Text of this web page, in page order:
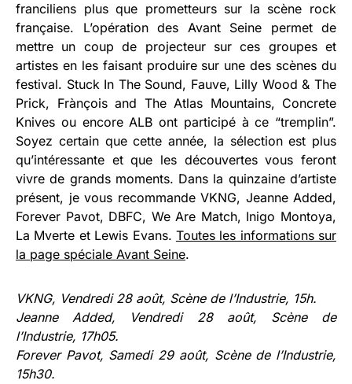
franciliens plus que prometteurs sur la scène rock
française. L’opération des Avant Seine permet de
mettre un coup de projecteur sur ces groupes et
artistes en les faisant produire sur une des scènes du
festival. Stuck In The Sound, Fauve, Lilly Wood & The
Prick, Frànçois and The Atlas Mountains, Concrete
Knives ou encore ALB ont participé à ce “tremplin”.
Soyez certain que cette année, la sélection est plus
qu’intéressante et que les découvertes vous feront
vivre de grands moments. Dans la quinzaine d’artiste
présent, je vous recommande VKNG, Jeanne Added,
Forever Pavot, DBFC, We Are Match, Inigo Montoya,
La Mverte et Lewis Evans. Toutes les informations sur
la page spéciale Avant Seine.
VKNG, Vendredi 28 août, Scène de l’Industrie, 15h.
Jeanne Added, Vendredi 28 août, Scène de
l’Industrie, 17h05.
Forever Pavot, Samedi 29 août, Scène de l’Industrie,
15h30.